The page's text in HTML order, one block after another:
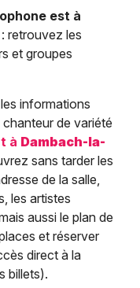
est à
: retrouvez les
et groupes
informations
de variété
à Dambach-la-
sans tarder les
de la salle,
les artistes
aussi le plan de
et réserver
direct à la
billets).